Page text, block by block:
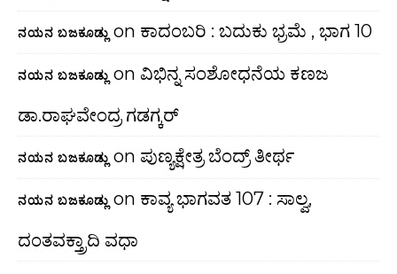
ನಯನ ಬಜಕೂಡ್ಲು on ಕಾದಂಬರಿ : ಬದುಕು ಭ್ರಮೆ , ಭಾಗ 10
ನಯನ ಬಜಕೂಡ್ಲು on ವಿಭಿನ್ನ ಸಂಶೋಧನೆಯ ಕಣಜ
ಡಾ.ರಾಘವೇಂದ್ರ ಗಡಗ್ಕರ್
ನಯನ ಬಜಕೂಡ್ಲು on ಪುಣ್ಯಕ್ಷೇತ್ರ ಬೆಂದ್ರ್ ತೀರ್ಥ
ನಯನ ಬಜಕೂಡ್ಲು on ಕಾವ್ಯ ಭಾಗವತ 107 : ಸಾಲ್ವ,
ದಂತವಕ್ತ್ರಾದಿ ವಧಾ